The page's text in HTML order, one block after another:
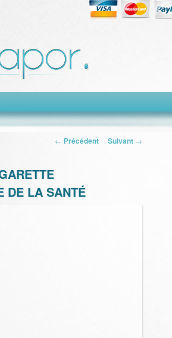
Navigation des
← Précédent Suivant →
DE LA SANTÉ